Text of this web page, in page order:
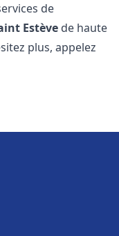
de
Estève de haute
plus, appelez